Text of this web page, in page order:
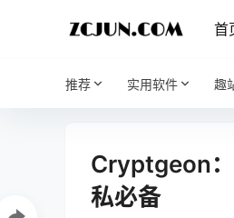
首
推荐 实用软件 趣
Cryptgeon
私必备